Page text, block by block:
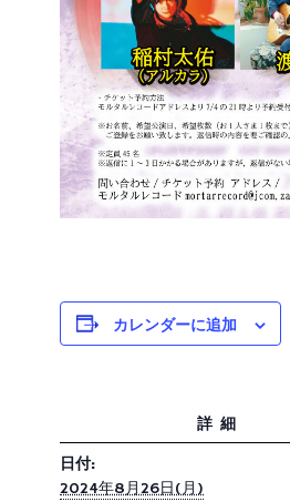
カレンダーに追加
詳細
日付:
2024年8月26日(月)